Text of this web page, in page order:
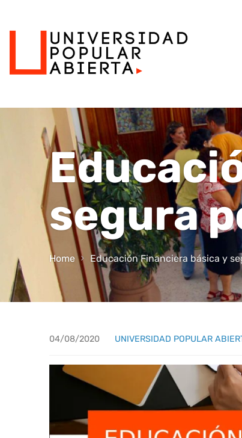
segura
Home Educación Financiera básica y
04/08/2020 UNIVERSIDAD POPULAR